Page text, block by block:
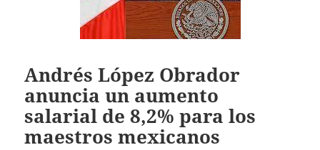
Andrés López Obrador
anuncia un aumento
salarial de 8,2% para los
maestros mexicanos